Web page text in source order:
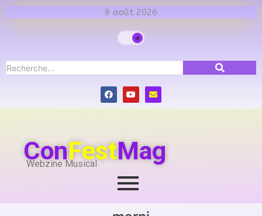
9 août 2026
ConFestMag
Webzine Musical